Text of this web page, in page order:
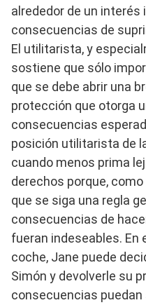
alrededor de un interés
consecuencias de
El utilitarista, y
sostiene que sólo
que se debe abrir una
protección que otorga
consecuencias
posición utilitarista de
cuando menos prima
derechos porque,
que se siga una regla
consecuencias de
fueran indeseables. En
coche, Jane puede
Simón y devolverle su
consecuencias